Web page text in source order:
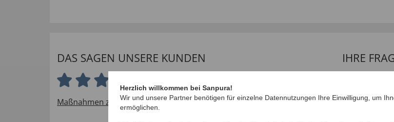
DAS SAGEN UNSERE KUNDEN
Maßnahmen zur Verifizierung von Bewertungen >>
IHRE
Herzlich willkommen bei Sanpura!
Wir und unsere Partner benötigen für einzelne Datennutzungen Ihre Einwilligung, um
ermöglichen.